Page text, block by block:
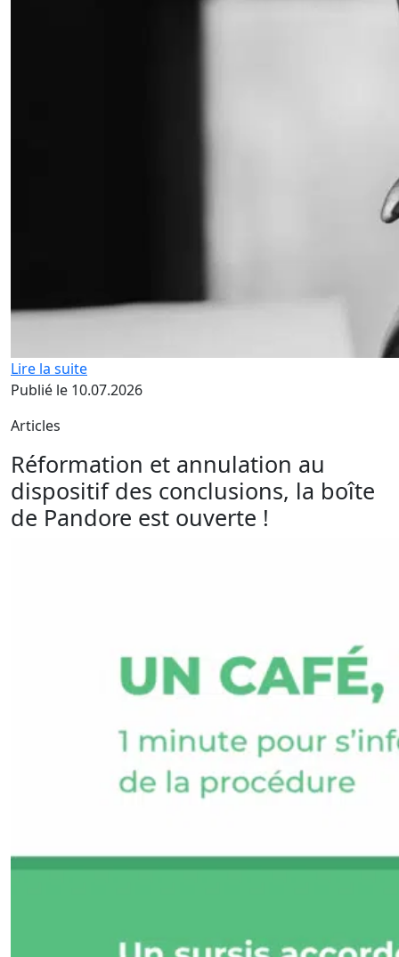
Lire la suite
Publié le 10.07.2026
Articles
Réformation et annulation au
dispositif des conclusions, la boîte
de Pandore est ouverte !